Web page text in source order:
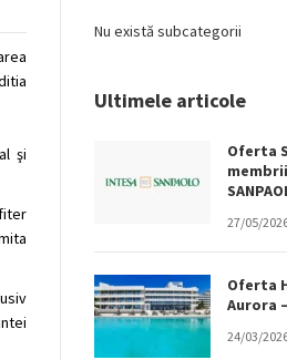
şi
Nu există subcategorii
Ultimele articole
Oferta
membrii
27/05/
Oferta
Aurora
24/03/